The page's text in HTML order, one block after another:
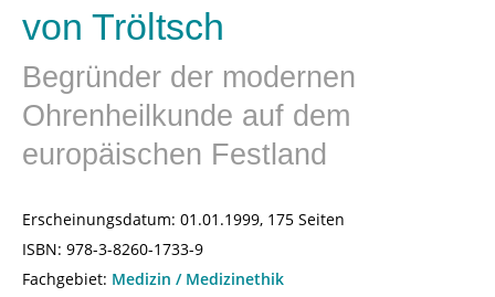
von Tröltsch
Begründer der modernen
Ohrenheilkunde auf dem
europäischen Festland
Erscheinungsdatum: 01.01.1999, 175 Seiten
ISBN: 978-3-8260-1733-9
Fachgebiet: Medizin / Medizinethik